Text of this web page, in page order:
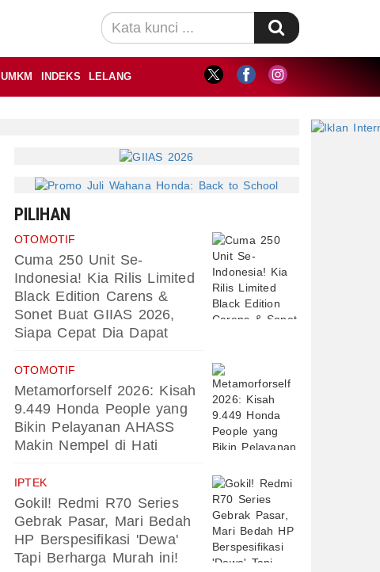
UMKM INDEKS LELANG
PILIHAN
OTOMOTIF
Cuma 250 Unit Se-
Indonesia! Kia Rilis Limited
Black Edition Carens &
Sonet Buat GIIAS 2026,
Siapa Cepat Dia Dapat
OTOMOTIF
Metamorforself 2026: Kisah
9.449 Honda People yang
Bikin Pelayanan AHASS
Makin Nempel di Hati
IPTEK
Gokil! Redmi R70 Series
Gebrak Pasar, Mari Bedah
HP Berspesifikasi 'Dewa'
Tapi Berharga Murah ini!